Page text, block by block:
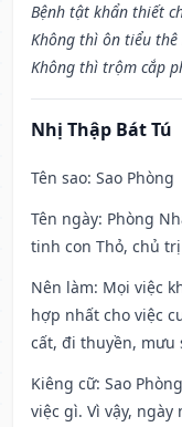
Bệnh tật khẩn thiết
Không thì ôn tiểu thê
Không thì trộm cắp
Nhị Thập Bát Tú
Tên sao: Sao Phòng
Tên ngày: Phòng
tinh con Thỏ, chủ
Nên làm: Mọi việc
hợp nhất cho việc
cất, đi thuyền, mưu
Kiêng cữ: Sao
việc gì. Vì vậy,